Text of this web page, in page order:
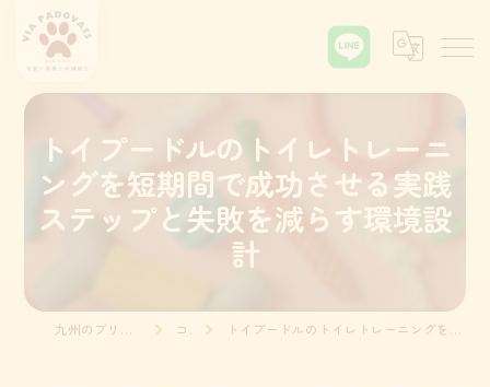
トイプードルのトイレトレーニ
ングを短期間で成功させる実践
ステップと失敗を減らす環境設
計
コラム トイプードルのトイレトレーニングを短期間で成功させる実践ステップと失敗を減らす環境設計